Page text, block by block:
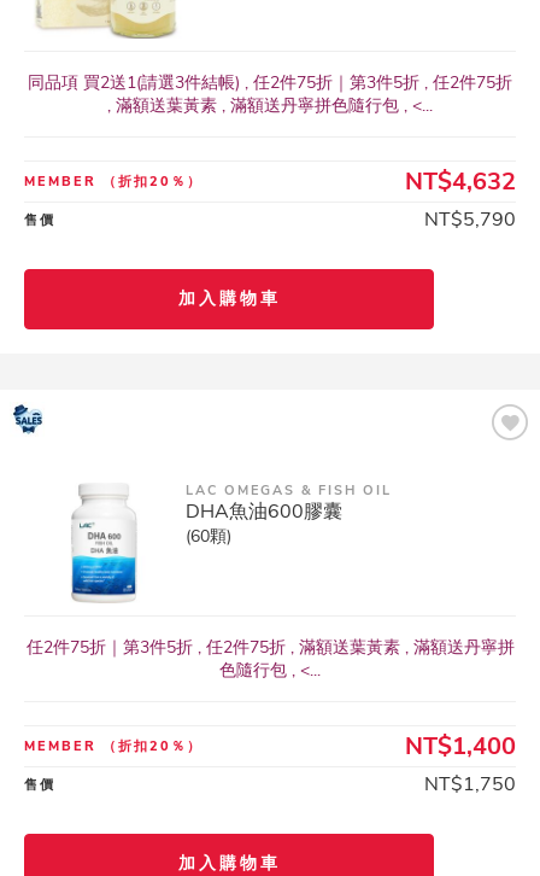
同品項 買2送1(請選3件結帳) , 任2件75折｜第3件5折 , 任2件75折
, 滿額送葉黃素 , 滿額送丹寧拼色隨行包 , <...
MEMBER （折扣20％） NT$4,632
售價 NT$5,790
加入購物車
LAC OMEGAS & FISH OIL
DHA魚油600膠囊
(60顆)
任2件75折｜第3件5折 , 任2件75折 , 滿額送葉黃素 , 滿額送丹寧拼
色隨行包 , <...
MEMBER （折扣20％） NT$1,400
售價 NT$1,750
加入購物車